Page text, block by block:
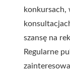
konkursach,
szansę na
Regularne